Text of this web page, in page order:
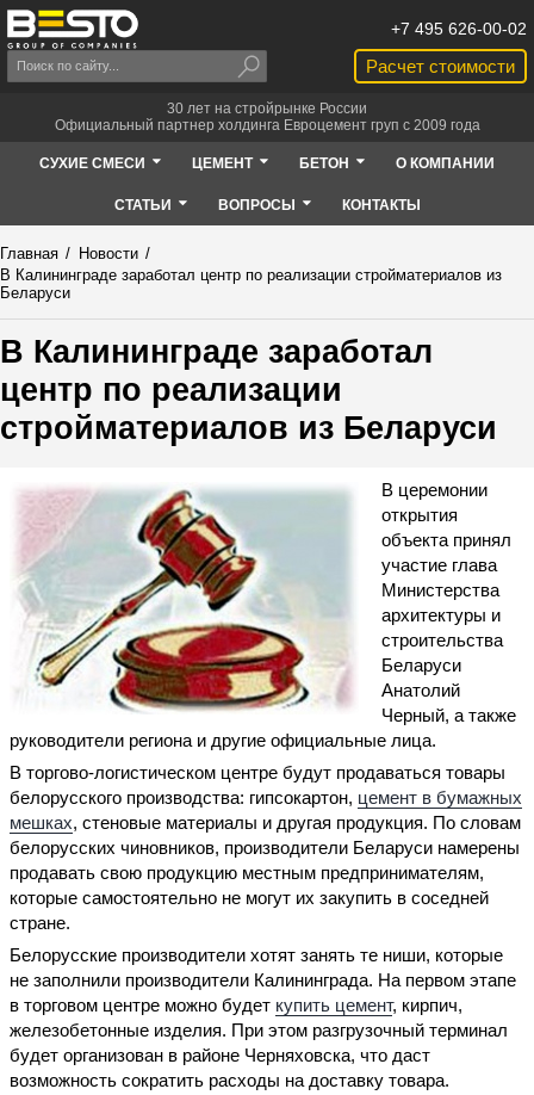
Расчет стоимости
+7 495 626-00-02
30 лет на стройрынке России
Официальный партнер холдинга Евроцемент груп с 2009 года
СУХИЕ СМЕСИ ЦЕМЕНТ БЕТОН О КОМПАНИИ
СТАТЬИ ВОПРОСЫ КОНТАКТЫ
Главная / Новости /
В Калининграде заработал центр по реализации стройматериалов из
Беларуси
В Калининграде заработал
центр по реализации
стройматериалов из Беларуси
В церемонии
открытия
объекта принял
участие глава
Министерства
архитектуры и
строительства
Беларуси
Анатолий
Черный, а также
руководители региона и другие официальные лица.
В торгово-логистическом центре будут продаваться товары
белорусского производства: гипсокартон, цемент в бумажных
мешках, стеновые материалы и другая продукция. По словам
белорусских чиновников, производители Беларуси намерены
продавать свою продукцию местным предпринимателям,
которые самостоятельно не могут их закупить в соседней
стране.
Белорусские производители хотят занять те ниши, которые
не заполнили производители Калининграда. На первом этапе
в торговом центре можно будет купить цемент, кирпич,
железобетонные изделия. При этом разгрузочный терминал
будет организован в районе Черняховска, что даст
возможность сократить расходы на доставку товара.